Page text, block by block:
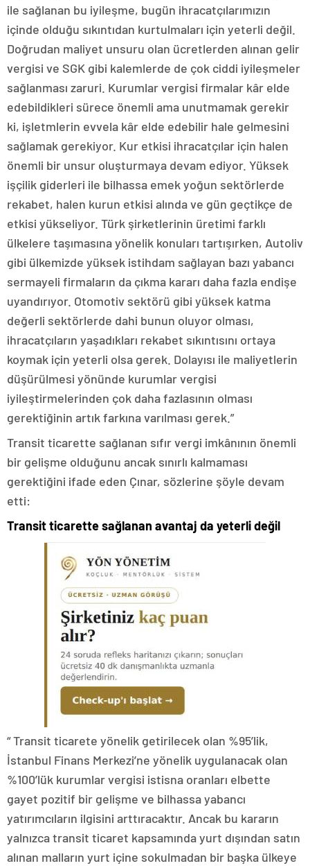
ile sağlanan bu iyileşme, bugün ihracatçılarımızın
içinde olduğu sıkıntıdan kurtulmaları için yeterli değil.
Doğrudan maliyet unsuru olan ücretlerden alınan gelir
vergisi ve SGK gibi kalemlerde de çok ciddi iyileşmeler
sağlanması zaruri. Kurumlar vergisi firmalar kâr elde
edebildikleri sürece önemli ama unutmamak gerekir
ki, işletmlerin evvela kâr elde edebilir hale gelmesini
sağlamak gerekiyor. Kur etkisi ihracatçılar için halen
önemli bir unsur oluşturmaya devam ediyor. Yüksek
işçilik giderleri ile bilhassa emek yoğun sektörlerde
rekabet, halen kurun etkisi alında ve gün geçtikçe de
etkisi yükseliyor. Türk şirketlerinin üretimi farklı
ülkelere taşımasına yönelik konuları tartışırken, Autoliv
gibi ülkemizde yüksek istihdam sağlayan bazı yabancı
sermayeli firmaların da çıkma kararı daha fazla endişe
uyandırıyor. Otomotiv sektörü gibi yüksek katma
değerli sektörlerde dahi bunun oluyor olması,
ihracatçıların yaşadıkları rekabet sıkıntısını ortaya
koymak için yeterli olsa gerek. Dolayısı ile maliyetlerin
düşürülmesi yönünde kurumlar vergisi
iyileştirmelerinden çok daha fazlasının olması
gerektiğinin artık farkına varılması gerek.”
Transit ticarette sağlanan sıfır vergi imkânının önemli
bir gelişme olduğunu ancak sınırlı kalmaması
gerektiğini ifade eden Çınar, sözlerine şöyle devam
etti:
Transit ticarette sağlanan avantaj da yeterli değil
“ Transit ticarete yönelik getirilecek olan %95’lik,
İstanbul Finans Merkezi’ne yönelik uygulanacak olan
%100’lük kurumlar vergisi istisna oranları elbette
gayet pozitif bir gelişme ve bilhassa yabancı
yatırımcıların ilgisini arttıracaktır. Ancak bu kararın
yalnızca transit ticaret kapsamında yurt dışından satın
alınan malların yurt içine sokulmadan bir başka ülkeye